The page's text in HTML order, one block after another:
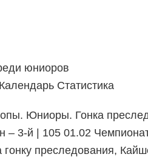
юниоров
Статистика
Юниоры. Гонка
– 3-й | 105 01.02
преследования,